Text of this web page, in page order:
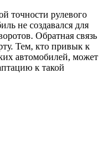
точности рулевого
не создавался для
Обратная связь
Тем, кто привык к
автомобилей, может
к такой